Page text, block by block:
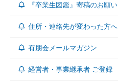
『卒業生図鑑』寄稿のお願い
住所・連絡先が変わった方へ
有朋会メールマガジン
経営者・事業継承者 ご登録